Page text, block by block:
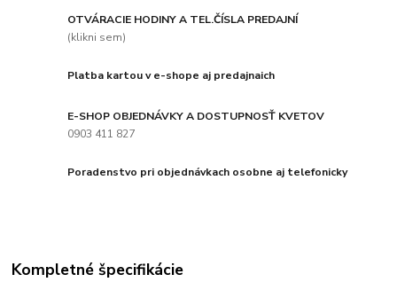
OTVÁRACIE HODINY A TEL.ČÍSLA PREDAJNÍ
(klikni sem)
Platba kartou v e-shope aj predajnaich
E-SHOP OBJEDNÁVKY A DOSTUPNOSŤ KVETOV
0903 411 827
Poradenstvo pri objednávkach osobne aj telefonicky
Kompletné špecifikácie